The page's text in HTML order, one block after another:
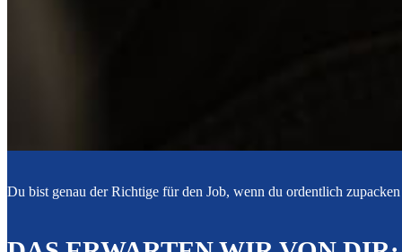
Du bist genau der Richtige für den Job, wenn du ordentlich